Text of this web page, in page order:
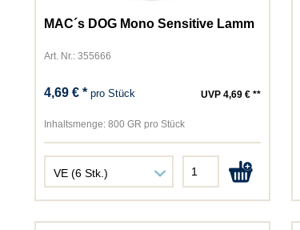
MAC´s DOG Mono Sensitive Lamm
Art. Nr.: 355666
4,69 € * pro Stück UVP 4,69 € **
Inhaltsmenge:800 GR pro Stück